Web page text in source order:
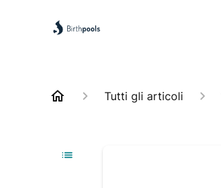
Tutti gli articoli